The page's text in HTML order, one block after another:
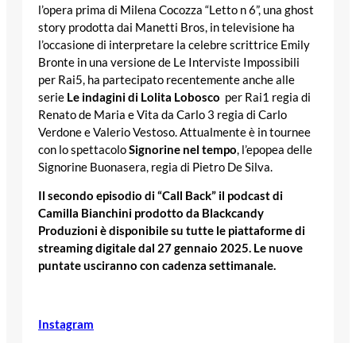
l’opera prima di Milena Cocozza “Letto n 6”, una ghost
story prodotta dai Manetti Bros, in televisione ha
l’occasione di interpretare la celebre scrittrice Emily
Bronte in una versione de Le Interviste Impossibili
per Rai5, ha partecipato recentemente anche alle
serie Le indagini di Lolita Lobosco per Rai1 regia di
Renato de Maria e Vita da Carlo 3 regia di Carlo
Verdone e Valerio Vestoso. Attualmente è in tournee
con lo spettacoloSignorine nel tempo, l’epopea delle
Signorine Buonasera, regia di Pietro De Silva.
Il secondo episodio di “Call Back” il podcast di
Camilla Bianchini prodotto da Blackcandy
Produzioni è disponibile su tutte le piattaforme di
streaming digitale dal 27 gennaio 2025. Le nuove
puntate usciranno con cadenza settimanale.
Instagram